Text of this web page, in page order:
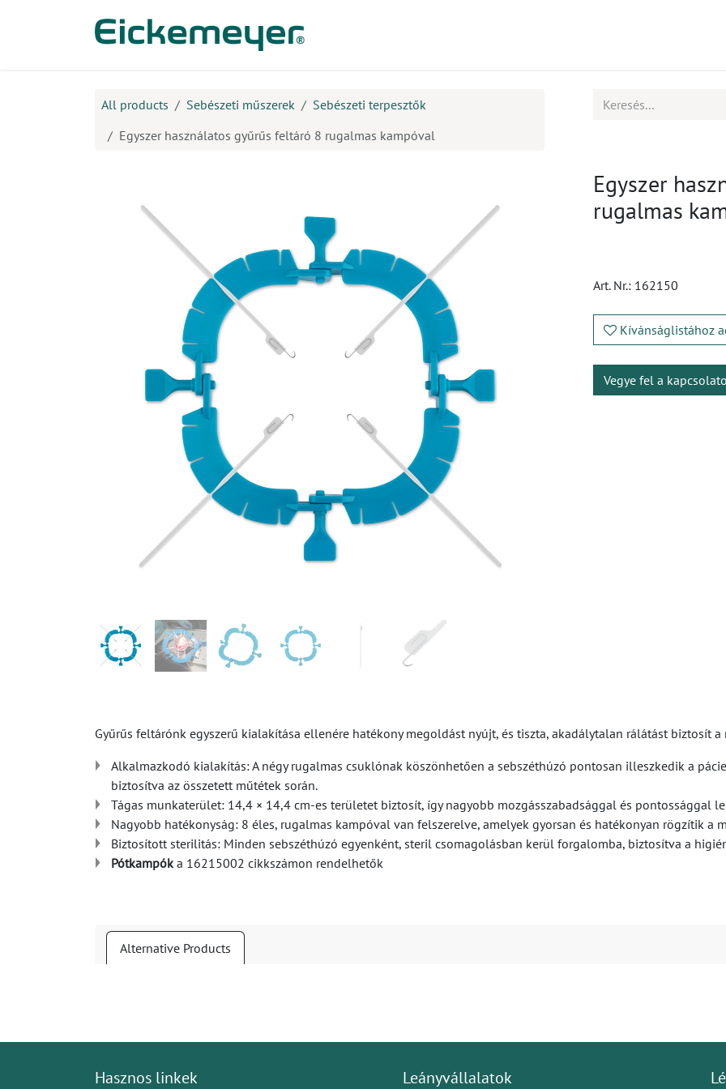
All products Sebészeti műszerek
Sebészeti terpesztők
Egyszer használatos gyűrűs feltáró 8 rugalmas kampóval
Egyszer
rugalmas
Art. Nr.: 162150
Kívánságlistához
Vegye fel a
Gyűrűs feltárónk egyszerű kialakítása ellenére hatékony megoldást nyújt, és tiszta, akadálytalan rálátást biztosít
Alkalmazkodó kialakítás: A négy rugalmas csuklónak köszönhetően a sebszéthúzó pontosan illeszkedik a
biztosítva az összetett műtétek során.
Tágas munkaterület: 14,4 × 14,4 cm-es területet biztosít, így nagyobb mozgásszabadsággal és pontossággal
Nagyobb hatékonyság: 8 éles, rugalmas kampóval van felszerelve, amelyek gyorsan és hatékonyan rögzítik a
Biztosított sterilitás: Minden sebszéthúzó egyenként, steril csomagolásban kerül forgalomba, biztosítva a
Pótkampóka 16215002 cikkszámon rendelhetők
Alternative Products
Hasznos linkek Leányvállalatok